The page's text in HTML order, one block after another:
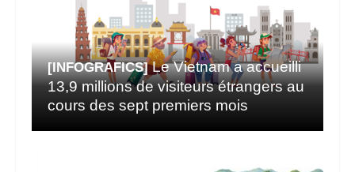
[INFOGRAFICS] Le Vietnam a accueilli
13,9 millions de visiteurs étrangers au
cours des sept premiers mois